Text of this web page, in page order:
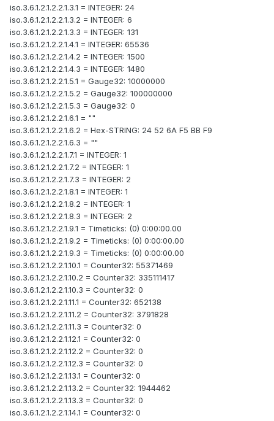
iso.3.6.1.2.1.2.2.1.3.1 = INTEGER: 24
iso.3.6.1.2.1.2.2.1.3.2 = INTEGER: 6
iso.3.6.1.2.1.2.2.1.3.3 = INTEGER: 131
iso.3.6.1.2.1.2.2.1.4.1 = INTEGER: 65536
iso.3.6.1.2.1.2.2.1.4.2 = INTEGER: 1500
iso.3.6.1.2.1.2.2.1.4.3 = INTEGER: 1480
iso.3.6.1.2.1.2.2.1.5.1 = Gauge32: 10000000
iso.3.6.1.2.1.2.2.1.5.2 = Gauge32: 100000000
iso.3.6.1.2.1.2.2.1.5.3 = Gauge32: 0
iso.3.6.1.2.1.2.2.1.6.1 = ""
iso.3.6.1.2.1.2.2.1.6.2 = Hex-STRING: 24 52 6A F5 BB F9
iso.3.6.1.2.1.2.2.1.6.3 = ""
iso.3.6.1.2.1.2.2.1.7.1 = INTEGER: 1
iso.3.6.1.2.1.2.2.1.7.2 = INTEGER: 1
iso.3.6.1.2.1.2.2.1.7.3 = INTEGER: 2
iso.3.6.1.2.1.2.2.1.8.1 = INTEGER: 1
iso.3.6.1.2.1.2.2.1.8.2 = INTEGER: 1
iso.3.6.1.2.1.2.2.1.8.3 = INTEGER: 2
iso.3.6.1.2.1.2.2.1.9.1 = Timeticks: (0) 0:00:00.00
iso.3.6.1.2.1.2.2.1.9.2 = Timeticks: (0) 0:00:00.00
iso.3.6.1.2.1.2.2.1.9.3 = Timeticks: (0) 0:00:00.00
iso.3.6.1.2.1.2.2.1.10.1 = Counter32: 55371469
iso.3.6.1.2.1.2.2.1.10.2 = Counter32: 335111417
iso.3.6.1.2.1.2.2.1.10.3 = Counter32: 0
iso.3.6.1.2.1.2.2.1.11.1 = Counter32: 652138
iso.3.6.1.2.1.2.2.1.11.2 = Counter32: 3791828
iso.3.6.1.2.1.2.2.1.11.3 = Counter32: 0
iso.3.6.1.2.1.2.2.1.12.1 = Counter32: 0
iso.3.6.1.2.1.2.2.1.12.2 = Counter32: 0
iso.3.6.1.2.1.2.2.1.12.3 = Counter32: 0
iso.3.6.1.2.1.2.2.1.13.1 = Counter32: 0
iso.3.6.1.2.1.2.2.1.13.2 = Counter32: 1944462
iso.3.6.1.2.1.2.2.1.13.3 = Counter32: 0
iso.3.6.1.2.1.2.2.1.14.1 = Counter32: 0